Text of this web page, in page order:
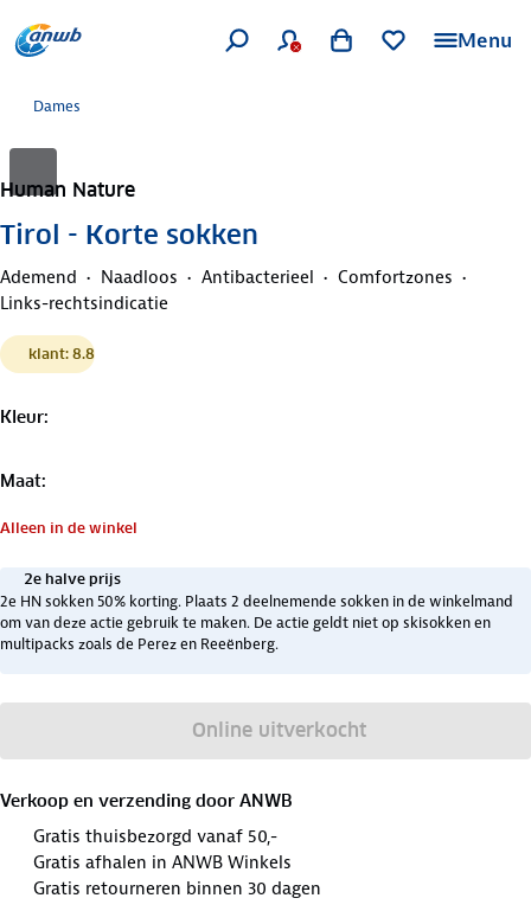
Menu
Dames
Human Nature
Tirol - Korte sokken
Ademend Naadloos Antibacterieel
Comfortzones
Links-rechtsindicatie
klant: 8.8
Kleur:
Maat:
Alleen in de winkel
2e halve prijs
2e HN sokken 50% korting. Plaats 2 deelnemende sokken in de winkelmand
om van deze actie gebruik te maken. De actie geldt niet op skisokken en
multipacks zoals de Perez en Reeënberg.
Online uitverkocht
Verkoop en verzending door ANWB
Gratis thuisbezorgd vanaf 50,-
Gratis afhalen in ANWB Winkels
Gratis retourneren binnen 30 dagen